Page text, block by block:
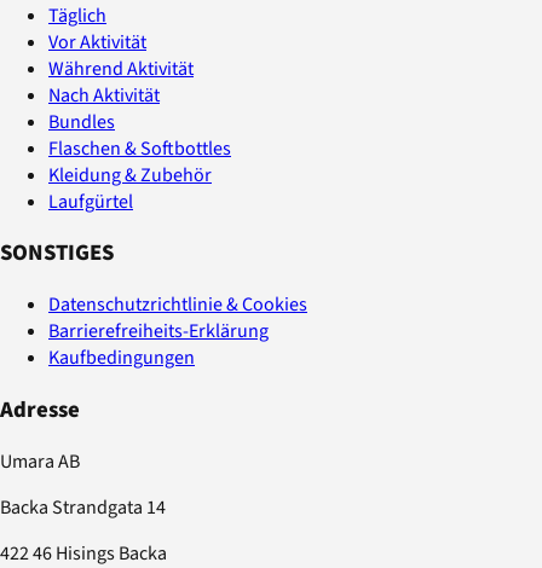
Täglich
Vor Aktivität
Während Aktivität
Nach Aktivität
Bundles
Flaschen & Softbottles
Kleidung & Zubehör
Laufgürtel
SONSTIGES
Datenschutzrichtlinie & Cookies
Barrierefreiheits-Erklärung
Kaufbedingungen
Adresse
Umara AB
Backa Strandgata 14
422 46 Hisings Backa